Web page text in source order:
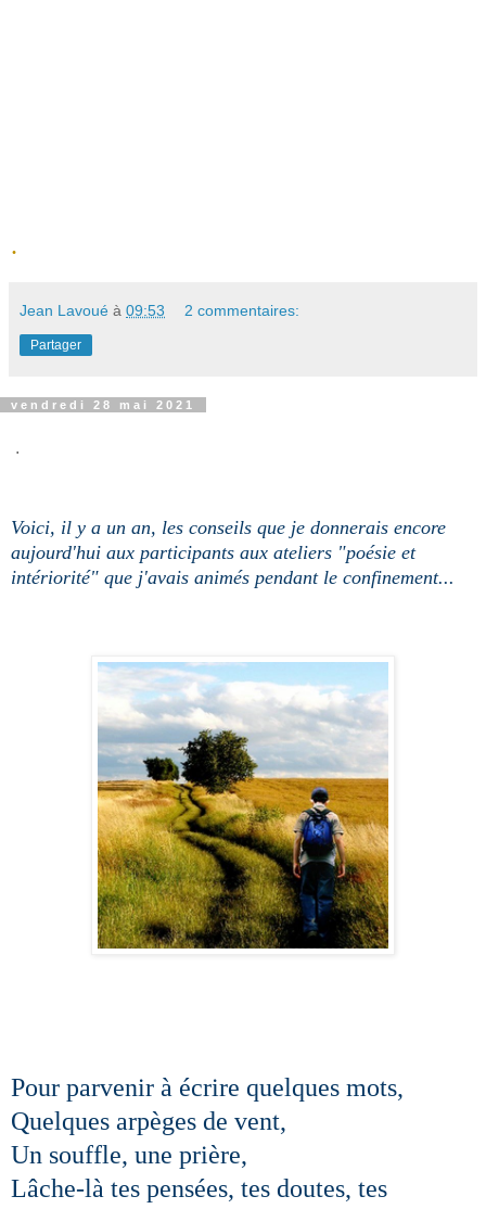
.
Jean Lavoué à 09:53 2 commentaires:
Partager
vendredi 28 mai 2021
.
Voici, il y a un an, les conseils que je donnerais encore
aujourd'hui aux participants aux ateliers "poésie et
intériorité" que j'avais animés pendant le confinement...
Pour parvenir à écrire quelques mots,
Quelques arpèges de vent,
Un souffle, une prière,
Lâche-là tes pensées, tes doutes, tes